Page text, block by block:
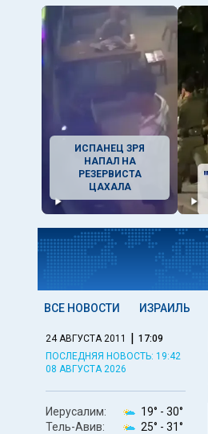
ИСПАНЕЦ ЗРЯ
НАПАЛ НА
РЕЗЕРВИСТА
ЦАХАЛА
ВСЕ НОВОСТИ ИЗРАИЛЬ
24 АВГУСТА 2011 | 17:09
ПОСЛЕДНЯЯ НОВОСТЬ: 19:42
08 АВГУСТА 2026
Иерусалим: 19° - 30°
Тель-Авив:
25° - 31°